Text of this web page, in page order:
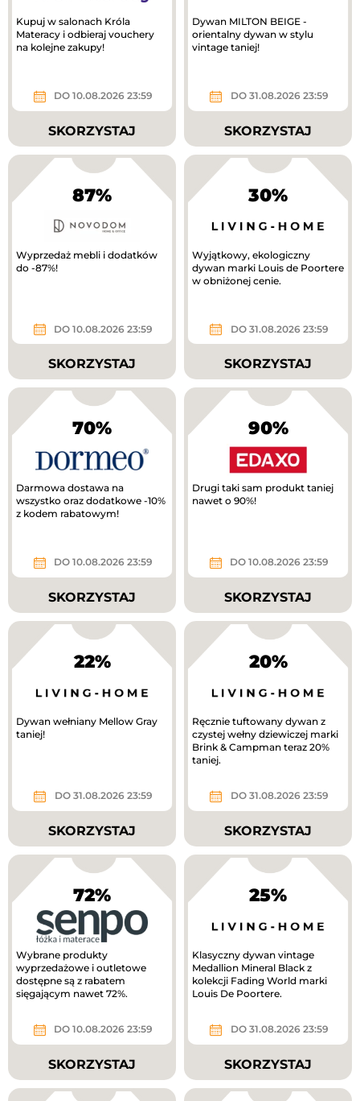
Kupuj w salonach Króla
Materacy i odbieraj vouchery
na kolejne zakupy!
DO 10.08.2026 23:59
SKORZYSTAJ
Dywan MILTON BEIGE -
orientalny dywan w stylu
vintage taniej!
DO 31.08.2026 23:59
SKORZYSTAJ
87%
Wyprzedaż mebli i dodatków
do -87%!
DO 10.08.2026 23:59
SKORZYSTAJ
30%
Wyjątkowy, ekologiczny
dywan marki Louis de Poortere
w obniżonej cenie.
DO 31.08.2026 23:59
SKORZYSTAJ
70%
Darmowa dostawa na
wszystko oraz dodatkowe -10%
z kodem rabatowym!
DO 10.08.2026 23:59
SKORZYSTAJ
90%
Drugi taki sam produkt taniej
nawet o 90%!
DO 10.08.2026 23:59
SKORZYSTAJ
22%
Dywan wełniany Mellow Gray
taniej!
DO 31.08.2026 23:59
SKORZYSTAJ
20%
Ręcznie tuftowany dywan z
czystej wełny dziewiczej marki
Brink & Campman teraz 20%
taniej.
DO 31.08.2026 23:59
SKORZYSTAJ
72%
Wybrane produkty
wyprzedażowe i outletowe
dostępne są z rabatem
sięgającym nawet 72%.
DO 10.08.2026 23:59
SKORZYSTAJ
25%
Klasyczny dywan vintage
Medallion Mineral Black z
kolekcji Fading World marki
Louis De Poortere.
DO 31.08.2026 23:59
SKORZYSTAJ